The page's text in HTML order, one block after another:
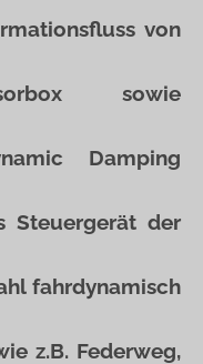
von
sowie
Damping
Steuergerät der
fahrdynamisch
z.B. Federweg,